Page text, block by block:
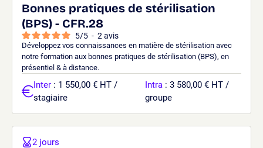
Bonnes pratiques de stérilisation
(BPS) - CFR.28
5/5 - 2 avis
Développez vos connaissances en matière de stérilisation avec
notre formation aux bonnes pratiques de stérilisation (BPS), en
présentiel & à distance.
Inter : 1 550,00 € HT /
stagiaire
Intra : 3 580,00 € HT /
groupe
2 jours